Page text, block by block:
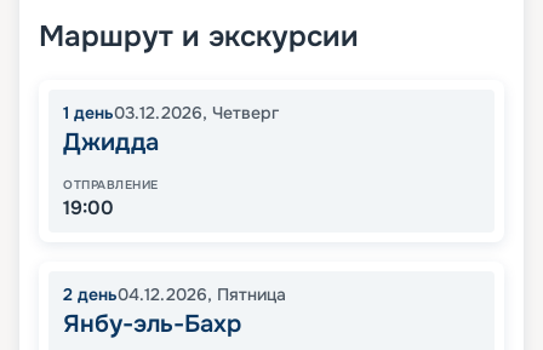
Маршрут и экскурсии
1 день03.12.2026, Четверг
Джидда
ОТПРАВЛЕНИЕ
19:00
2 день04.12.2026, Пятница
Янбу-эль-Бахр